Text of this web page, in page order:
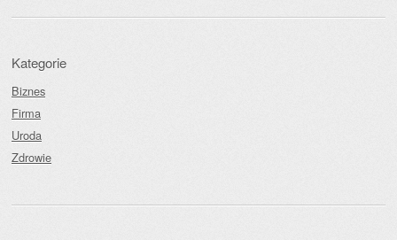
Kategorie
Biznes
Firma
Uroda
Zdrowie